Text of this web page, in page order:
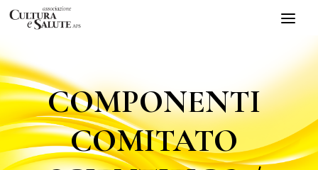
Salta al contenuto
COMPONENTI
COMITATO